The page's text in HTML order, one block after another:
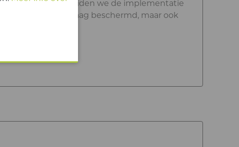
aanpak op, begeleiden we de implementatie
niet alleen vandaag beschermd, maar ook